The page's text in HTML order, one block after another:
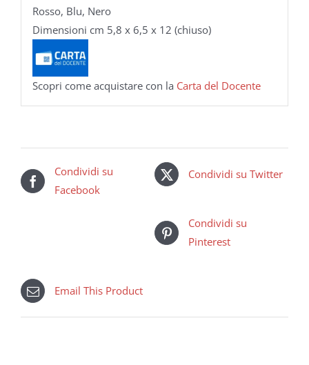
Rosso, Blu, Nero
Dimensioni cm 5,8 x 6,5 x 12 (chiuso)
Scopri come acquistare con la Carta del Docente
Condividi su
Facebook
Condividi su Twitter
Condividi su
Pinterest
Email This Product